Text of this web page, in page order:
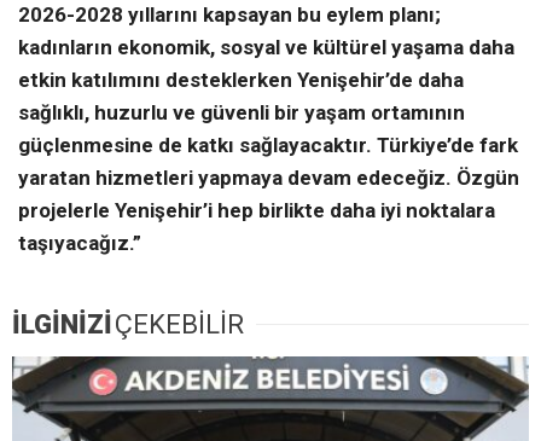
2026-2028 yıllarını kapsayan bu eylem planı;
kadınların ekonomik, sosyal ve kültürel yaşama daha
etkin katılımını desteklerken Yenişehir’de daha
sağlıklı, huzurlu ve güvenli bir yaşam ortamının
güçlenmesine de katkı sağlayacaktır. Türkiye’de fark
yaratan hizmetleri yapmaya devam edeceğiz. Özgün
projelerle Yenişehir’i hep birlikte daha iyi noktalara
taşıyacağız.”
İLGİNİZİÇEKEBİLİR